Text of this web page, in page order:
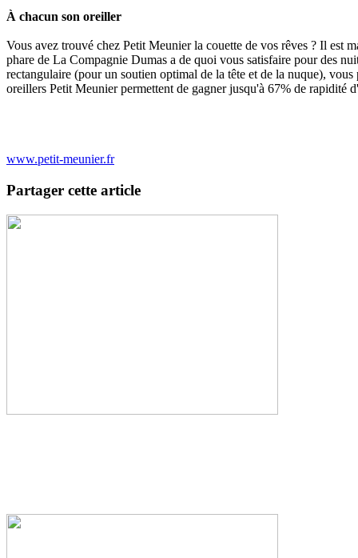
À chacun son oreiller
Vous avez trouvé chez Petit Meunier la couette de vos rêves ? Il est
phare de La Compagnie Dumas a de quoi vous satisfaire pour des
rectangulaire (pour un soutien optimal de la tête et de la nuque),
oreillers Petit Meunier permettent de gagner jusqu'à 67% de rapidité
www.petit-meunier.fr
Partager cette article